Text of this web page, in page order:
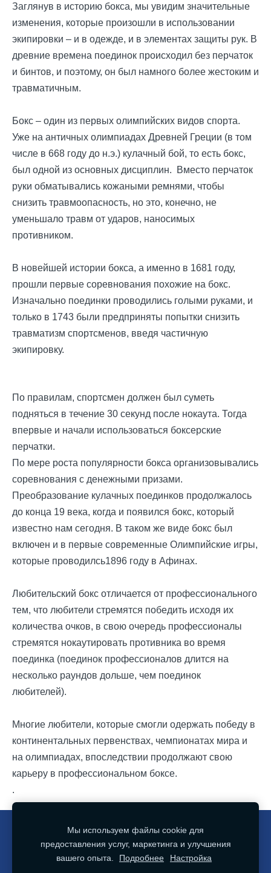
Заглянув в историю бокса, мы увидим значительные
изменения, которые произошли в использовании
экипировки – и в одежде, и в элементах защиты рук. В
древние времена поединок происходил без перчаток
и бинтов, и поэтому, он был намного более жестоким и
травматичным.
Бокс – один из первых олимпийских видов спорта.
Уже на античных олимпиадах Древней Греции (в том
числе в 668 году до н.э.) кулачный бой, то есть бокс,
был одной из основных дисциплин. Вместо перчаток
руки обматывались кожаными ремнями, чтобы
снизить травмоопасность, но это, конечно, не
уменьшало травм от ударов, наносимых
противником.
В новейшей истории бокса, а именно в 1681 году,
прошли первые соревнования похожие на бокс.
Изначально поединки проводились голыми руками, и
только в 1743 были предприняты попытки снизить
травматизм спортсменов, введя частичную
экипировку.
По правилам, спортсмен должен был суметь
подняться в течение 30 секунд после нокаута. Тогда
впервые и начали использоваться боксерские
перчатки.
По мере роста популярности бокса организовывались
соревнования с денежными призами.
Преобразование кулачных поединков продолжалось
до конца 19 века, когда и появился бокс, который
известно нам сегодня. В таком же виде бокс был
включен и в первые современные Олимпийские игры,
которые проводилсь1896 году в Афинах.
Любительский бокс отличается от профессионального
тем, что любители стремятся победить исходя их
количества очков, в свою очередь профессионалы
стремятся нокаутировать противника во время
поединка (поединок профессионалов длится на
несколько раундов дольше, чем поединок
любителей).
Многие любители, которые смогли одержать победу в
континентальных первенствах, чемпионатах мира и
на олимпиадах, впоследствии продолжают свою
карьеру в профессиональном боксе.
.
Политика конфиденциальности Файлы cookie
Юрмальская школа бокса - традиции бокса в Юрмале
Мы используем файлы cookie для
предоставления услуг, маркетинга и улучшения
вашего опыта.
Подробнее Настройка